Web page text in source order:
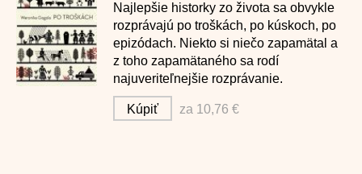
Najlepšie historky zo života sa obvykle
rozprávajú po troškách, po kúskoch, po
epizódach. Niekto si niečo zapamätal a
z toho zapamätaného sa rodí
najuveriteľnejšie rozprávanie.
Kúpiť za 10,76 €